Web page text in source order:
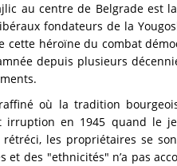
au centre de Belgrade est
fondateurs de la
cette héroïne du combat
depuis plusieurs
où la tradition
irruption en 1945 quand le
les propriétaires se
et des "ethnicités" n’a pas